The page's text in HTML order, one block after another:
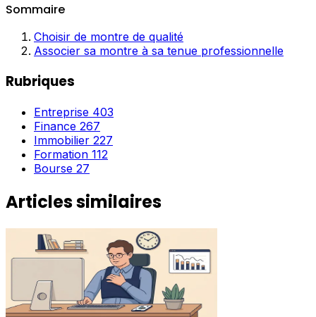
Sommaire
Choisir de montre de qualité
Associer sa montre à sa tenue professionnelle
Rubriques
Entreprise 403
Finance 267
Immobilier 227
Formation 112
Bourse 27
Articles similaires